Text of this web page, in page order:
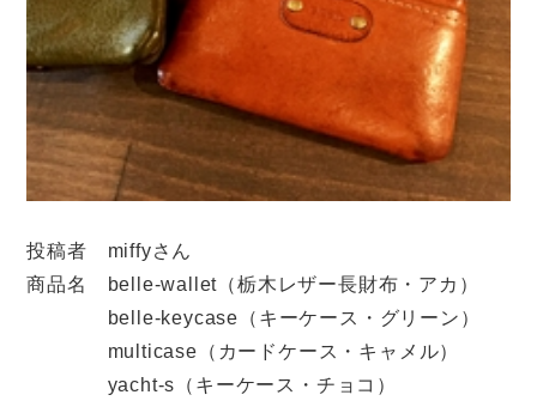
投稿者 miffyさん
商品名 belle-wallet（栃木レザー長財布・アカ）
belle-keycase（キーケース・グリーン）
multicase（カードケース・キャメル）
yacht-s（キーケース・チョコ）